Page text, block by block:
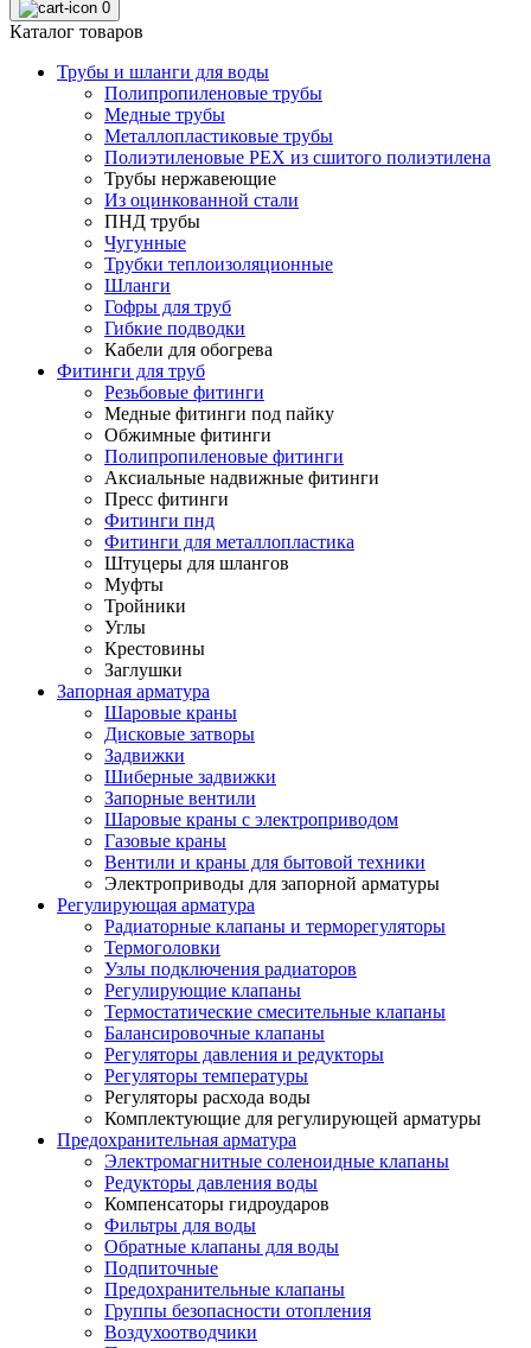
0
Каталог товаров
Трубы и шланги для воды
Полипропиленовые трубы
Медные трубы
Металлопластиковые трубы
Полиэтиленовые PEX из сшитого полиэтилена
Трубы нержавеющие
Из оцинкованной стали
ПНД трубы
Чугунные
Трубки теплоизоляционные
Шланги
Гофры для труб
Гибкие подводки
Кабели для обогрева
Фитинги для труб
Резьбовые фитинги
Медные фитинги под пайку
Обжимные фитинги
Полипропиленовые фитинги
Аксиальные надвижные фитинги
Пресс фитинги
Фитинги пнд
Фитинги для металлопластика
Штуцеры для шлангов
Муфты
Тройники
Углы
Крестовины
Заглушки
Запорная арматура
Шаровые краны
Дисковые затворы
Задвижки
Шиберные задвижки
Запорные вентили
Шаровые краны с электроприводом
Газовые краны
Вентили и краны для бытовой техники
Электроприводы для запорной арматуры
Регулирующая арматура
Радиаторные клапаны и терморегуляторы
Термоголовки
Узлы подключения радиаторов
Регулирующие клапаны
Термостатические смесительные клапаны
Балансировочные клапаны
Регуляторы давления и редукторы
Регуляторы температуры
Регуляторы расхода воды
Комплектующие для регулирующей арматуры
Предохранительная арматура
Электромагнитные соленоидные клапаны
Редукторы давления воды
Компенсаторы гидроударов
Фильтры для воды
Обратные клапаны для воды
Подпиточные
Предохранительные клапаны
Группы безопасности отопления
Воздухоотводчики